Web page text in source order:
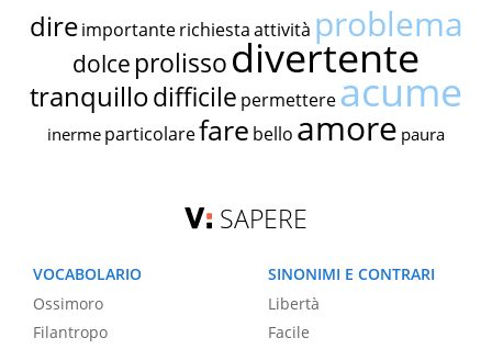
dire importante richiestaattività problema
dolce prolissodivertente
tranquillodifficile permettereacume
inerme particolarefare bello amore paura
SAPERE
VOCABOLARIO
Ossimoro
Filantropo
SINONIMI E CONTRARI
Libertà
Facile